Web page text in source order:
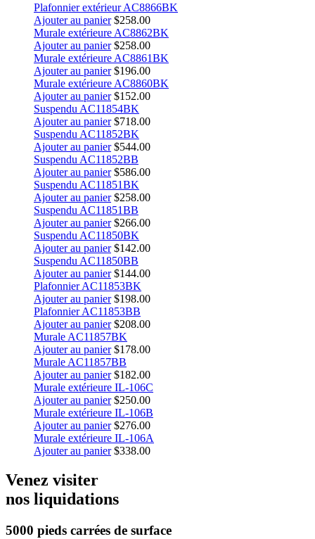
Plafonnier extérieur AC8866BK
Ajouter au panier $258.00
Murale extérieure AC8862BK
Ajouter au panier $258.00
Murale extérieure AC8861BK
Ajouter au panier $196.00
Murale extérieure AC8860BK
Ajouter au panier $152.00
Suspendu AC11854BK
Ajouter au panier $718.00
Suspendu AC11852BK
Ajouter au panier $544.00
Suspendu AC11852BB
Ajouter au panier $586.00
Suspendu AC11851BK
Ajouter au panier $258.00
Suspendu AC11851BB
Ajouter au panier $266.00
Suspendu AC11850BK
Ajouter au panier $142.00
Suspendu AC11850BB
Ajouter au panier $144.00
Plafonnier AC11853BK
Ajouter au panier $198.00
Plafonnier AC11853BB
Ajouter au panier $208.00
Murale AC11857BK
Ajouter au panier $178.00
Murale AC11857BB
Ajouter au panier $182.00
Murale extérieure IL-106C
Ajouter au panier $250.00
Murale extérieure IL-106B
Ajouter au panier $276.00
Murale extérieure IL-106A
Ajouter au panier $338.00
Venez visiter
nos liquidations
5000 pieds carrées de surface